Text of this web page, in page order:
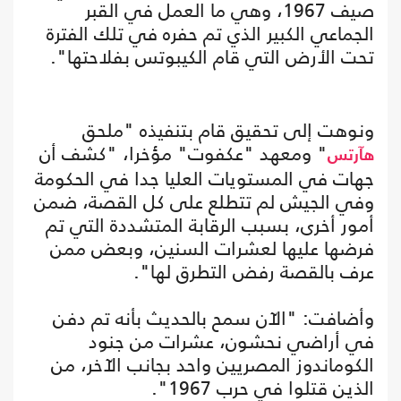
صيف 1967، وهي ما العمل في القبر
الجماعي الكبير الذي تم حفره في تلك الفترة
تحت الأرض التي قام الكيبوتس بفلاحتها".
ونوهت إلى تحقيق قام بتنفيذه "ملحق
هآرتس" ومعهد "عكفوت" مؤخرا، "كشف أن
جهات في المستويات العليا جدا في الحكومة
وفي الجيش لم تتطلع على كل القصة، ضمن
أمور أخرى، بسبب الرقابة المتشددة التي تم
فرضها عليها لعشرات السنين، وبعض ممن
عرف بالقصة رفض التطرق لها".
وأضافت: "الآن سمح بالحديث بأنه تم دفن
في أراضي نحشون، عشرات من جنود
الكوماندوز المصريين واحد بجانب الآخر، من
الذين قتلوا في حرب 1967".